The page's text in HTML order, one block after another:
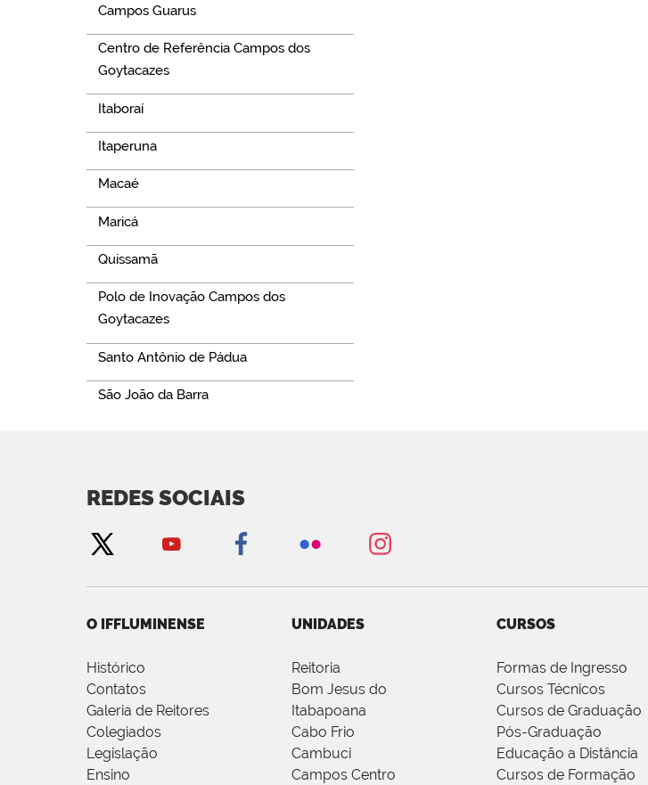
Campos Guarus
Centro de Referência Campos dos
Goytacazes
Itaboraí
Itaperuna
Macaé
Maricá
Quissamã
Polo de Inovação Campos dos
Goytacazes
Santo Antônio de Pádua
São João da Barra
REDES SOCIAIS
O IFFLUMINENSE
Histórico
Contatos
Galeria de Reitores
Colegiados
Legislação
Ensino
UNIDADES
Reitoria
Bom Jesus do
Itabapoana
Cabo Frio
Cambuci
Campos Centro
CURSOS
Formas de Ingresso
Cursos Técnicos
Cursos de Graduação
Pós-Graduação
Educação a Distância
Cursos de Formação